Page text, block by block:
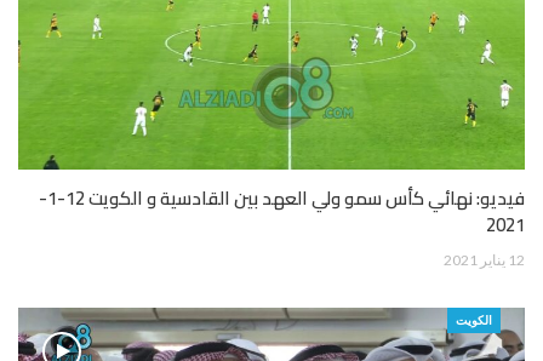
فيديو: نهائي كأس سمو ولي العهد بين القادسية و الكويت 12-1-
2021
12 يناير 2021
الكويت